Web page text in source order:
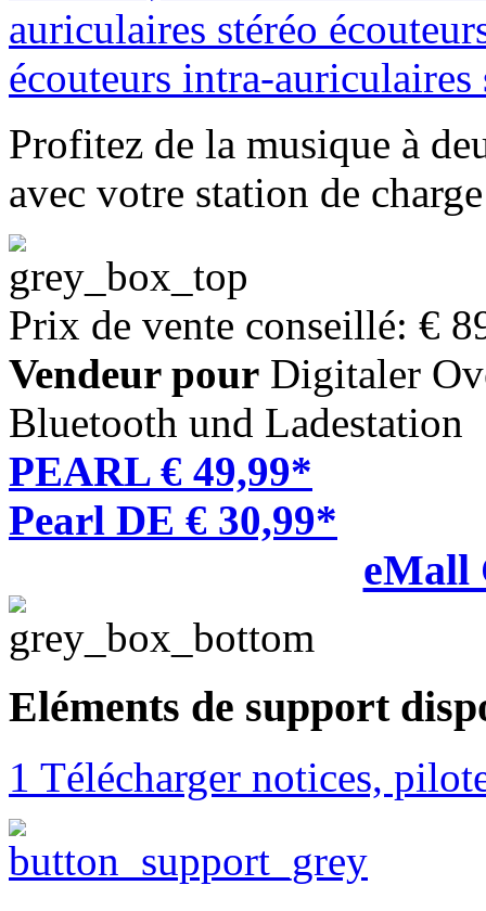
Profitez de la musique à
avec votre station de charge
Prix de vente conseillé: €
Vendeur pour Digitaler
Bluetooth und Ladestation
PEARL € 49,99*
Pearl DE € 30,99*
eMall
Eléments de support
1 Télécharger notices,